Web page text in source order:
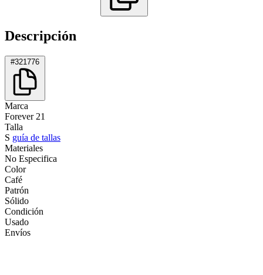
Descripción
#321776
Marca
Forever 21
Talla
S guía de tallas
Materiales
No Especifica
Color
Café
Patrón
Sólido
Condición
Usado
Envíos